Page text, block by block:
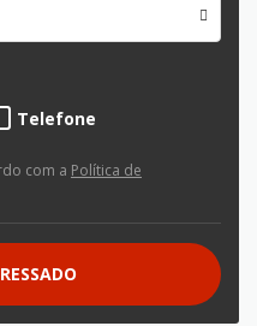
Telefone
com a Política de